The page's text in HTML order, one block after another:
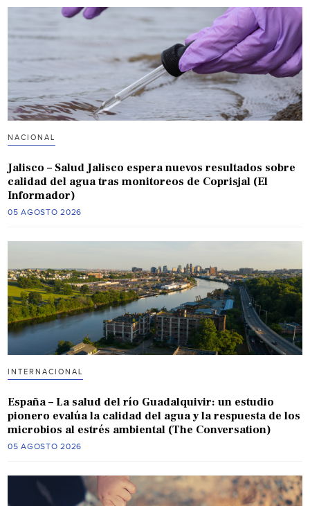
NACIONAL
Jalisco – Salud Jalisco espera nuevos resultados sobre
calidad del agua tras monitoreos de Coprisjal (El
Informador)
05 AGOSTO 2026
INTERNACIONAL
España – La salud del río Guadalquivir: un estudio
pionero evalúa la calidad del agua y la respuesta de los
microbios al estrés ambiental (The Conversation)
05 AGOSTO 2026